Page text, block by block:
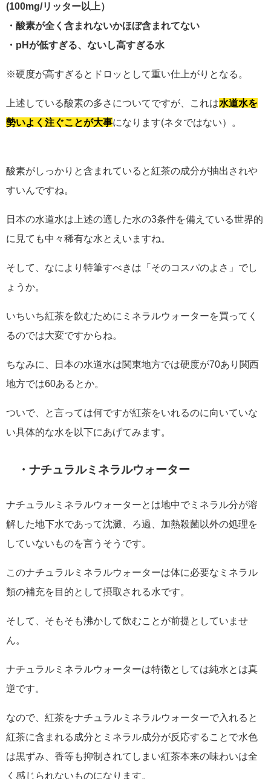
(100mg/リッター以上）
・酸素が全く含まれないかほぼ含まれてない
・pHが低すぎる、ないし高すぎる水
※硬度が高すぎるとドロッとして重い仕上がりとなる。
上述している酸素の多さについてですが、これは水道水を
勢いよく注ぐことが大事になります(ネタではない）。
酸素がしっかりと含まれていると紅茶の成分が抽出されや
すいんですね。
日本の水道水は上述の適した水の3条件を備えている世界的
に見ても中々稀有な水とえいますね。
そして、なにより特筆すべきは「そのコスパのよさ」でし
ょうか。
いちいち紅茶を飲むためにミネラルウォーターを買ってく
るのでは大変ですからね。
ちなみに、日本の水道水は関東地方では硬度が70あり関西
地方では60あるとか。
ついで、と言っては何ですが紅茶をいれるのに向いていな
い具体的な水を以下にあげてみます。
・ナチュラルミネラルウォーター
ナチュラルミネラルウォーターとは地中でミネラル分が溶
解した地下水であって沈澱、ろ過、加熱殺菌以外の処理を
していないものを言うそうです。
このナチュラルミネラルウォーターは体に必要なミネラル
類の補充を目的として摂取される水です。
そして、そもそも沸かして飲むことが前提としていませ
ん。
ナチュラルミネラルウォーターは特徴としては純水とは真
逆です。
なので、紅茶をナチュラルミネラルウォーターで入れると
紅茶に含まれる成分とミネラル成分が反応することで水色
は黒ずみ、香等も抑制されてしまい紅茶本来の味わいは全
く感じられないものになります。